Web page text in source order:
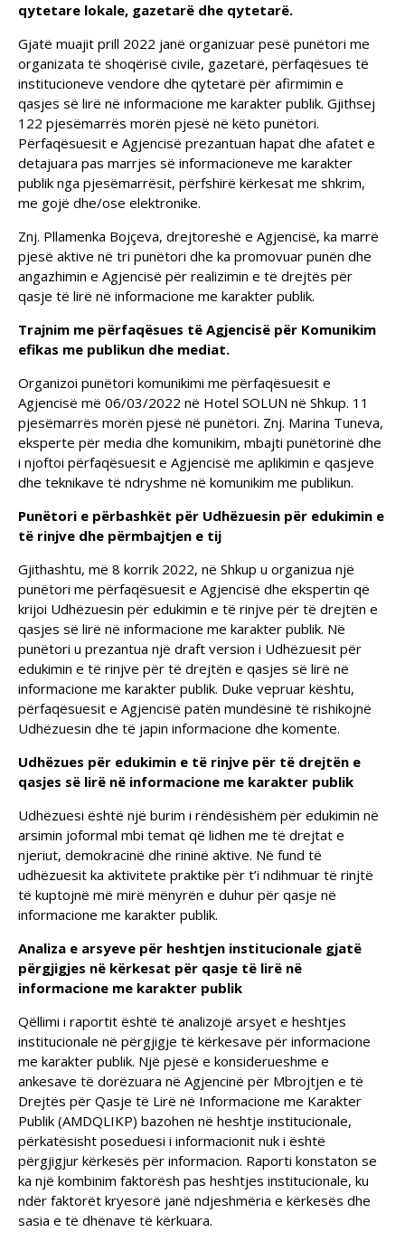
qytetare lokale, gazetarë dhe qytetarë.
Gjatë muajit prill 2022 janë organizuar pesë punëtori me
organizata të shoqërisë civile, gazetarë, përfaqësues të
institucioneve vendore dhe qytetarë për afirmimin e
qasjes së lirë në informacione me karakter publik. Gjithsej
122 pjesëmarrës morën pjesë në këto punëtori.
Përfaqësuesit e Agjencisë prezantuan hapat dhe afatet e
detajuara pas marrjes së informacioneve me karakter
publik nga pjesëmarrësit, përfshirë kërkesat me shkrim,
me gojë dhe/ose elektronike.
Znj. Pllamenka Bojçeva, drejtoreshë e Agjencisë, ka marrë
pjesë aktive në tri punëtori dhe ka promovuar punën dhe
angazhimin e Agjencisë për realizimin e të drejtës për
qasje të lirë në informacione me karakter publik.
Trajnim me përfaqësues të Agjencisë për Komunikim
efikas me publikun dhe mediat.
Organizoi punëtori komunikimi me përfaqësuesit e
Agjencisë më 06/03/2022 në Hotel SOLUN në Shkup. 11
pjesëmarrës morën pjesë në punëtori. Znj. Marina Tuneva,
eksperte për media dhe komunikim, mbajti punëtorinë dhe
i njoftoi përfaqësuesit e Agjencisë me aplikimin e qasjeve
dhe teknikave të ndryshme në komunikim me publikun.
Punëtori e përbashkët për Udhëzuesin për edukimin e
të rinjve dhe përmbajtjen e tij
Gjithashtu, më 8 korrik 2022, në Shkup u organizua një
punëtori me përfaqësuesit e Agjencisë dhe ekspertin që
krijoi Udhëzuesin për edukimin e të rinjve për të drejtën e
qasjes së lirë në informacione me karakter publik. Në
punëtori u prezantua një draft version i Udhëzuesit për
edukimin e të rinjve për të drejtën e qasjes së lirë në
informacione me karakter publik. Duke vepruar kështu,
përfaqësuesit e Agjencisë patën mundësinë të rishikojnë
Udhëzuesin dhe të japin informacione dhe komente.
Udhëzues për edukimin e të rinjve për të drejtën e
qasjes së lirë në informacione me karakter publik
Udhëzuesi është një burim i rëndësishëm për edukimin në
arsimin joformal mbi temat që lidhen me të drejtat e
njeriut, demokracinë dhe rininë aktive. Në fund të
udhëzuesit ka aktivitete praktike për t’i ndihmuar të rinjtë
të kuptojnë më mirë mënyrën e duhur për qasje në
informacione me karakter publik.
Analiza e arsyeve për heshtjen institucionale gjatë
përgjigjes në kërkesat për qasje të lirë në
informacione me karakter publik
Qëllimi i raportit është të analizojë arsyet e heshtjes
institucionale në përgjigje të kërkesave për informacione
me karakter publik. Një pjesë e konsiderueshme e
ankesave të dorëzuara në Agjencinë për Mbrojtjen e të
Drejtës për Qasje të Lirë në Informacione me Karakter
Publik (AMDQLIKP) bazohen në heshtje institucionale,
përkatësisht poseduesi i informacionit nuk i është
përgjigjur kërkesës për informacion. Raporti konstaton se
ka një kombinim faktorësh pas heshtjes institucionale, ku
ndër faktorët kryesorë janë ndjeshmëria e kërkesës dhe
sasia e të dhënave të kërkuara.